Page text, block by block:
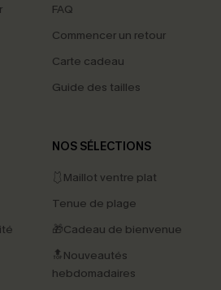
FAQ
Commencer un retour
Carte cadeau
Guide des tailles
NOS SÉLECTIONS
🩱Maillot ventre plat
Tenue de plage
🎁Cadeau de bienvenue
🔝Nouveautés
hebdomadaires